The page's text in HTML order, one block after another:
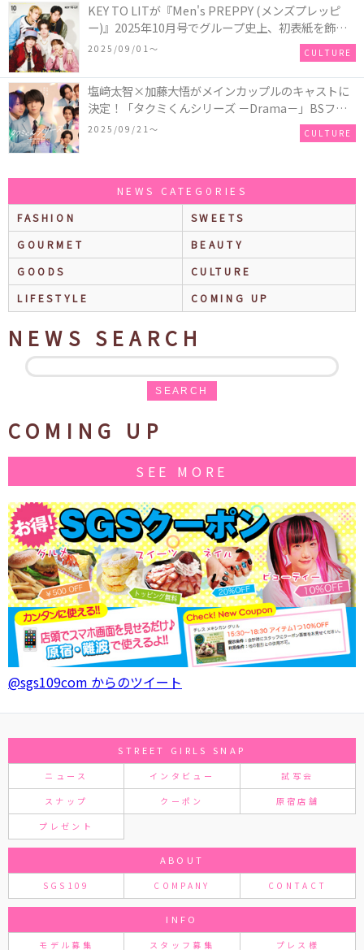
KEY TO LITが『Men's PREPPY (メンズプレッピ
ー)』2025年10月号でグループ史上、初表紙を飾
る！高橋恭平(なにわ男子)はネクタイ＆ジャケッ
ト、リムレスメガネを身に着けたCoolな姿で登場
2025/09/01〜 CULTURE
塩﨑太智×加藤大悟がメインカップルのキャストに
決定！「タクミくんシリーズ －Drama－」BSフ
ジ・FODにて放送＆独占配信決定！シリーズ累計
500万部を超える大人気BL小説、初の連続ドラマ
2025/09/21〜 CULTURE
NEWS CATEGORIES
FASHION
SWEETS
GOURMET
BEAUTY
GOODS
CULTURE
LIFESTYLE
COMING UP
NEWS SEARCH
SEARCH
COMING UP
SEE MORE
@sgs109com からのツイート
STREET GIRLS SNAP
ニュース インタビュー 試写会
スナップ クーポン 原宿店舗
プレゼント
ABOUT
SGS109 COMPANY CONTACT
INFO
モデル募集 スタッフ募集 プレス様